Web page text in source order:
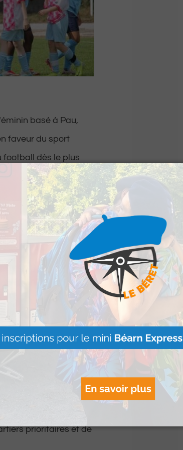
basé à Pau,
faveur du sport
football dès le plus
de qualité,
porteurs de valeurs.
à ses licenciées
Football Féminin
de partenaires
forte :
femmes ont toute
l’espace public
le club
le football peut
sociale, en
prioritaires et de